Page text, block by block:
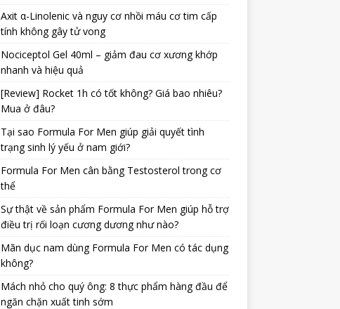
Axit α-Linolenic và nguy cơ nhồi máu cơ tim cấp
tính không gây tử vong
Nociceptol Gel 40ml – giảm đau cơ xương khớp
nhanh và hiệu quả
[Review] Rocket 1h có tốt không? Giá bao nhiêu?
Mua ở đâu?
Tại sao Formula For Men giúp giải quyết tình
trạng sinh lý yếu ở nam giới?
Formula For Men cân bằng Testosterol trong cơ
thể
Sự thật về sản phẩm Formula For Men giúp hỗ trợ
điều trị rối loạn cương dương như nào?
Mãn dục nam dùng Formula For Men có tác dụng
không?
Mách nhỏ cho quý ông: 8 thực phẩm hàng đầu để
ngăn chặn xuất tinh sớm